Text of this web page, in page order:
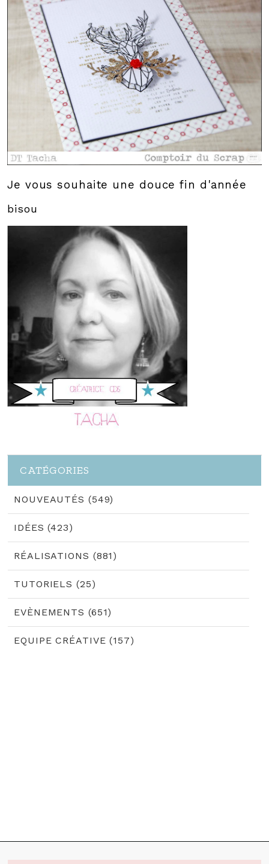
Je vous souhaite une douce fin d'année
bisou
CATÉGORIES
NOUVEAUTÉS (549)
IDÉES (423)
RÉALISATIONS (881)
TUTORIELS (25)
EVÈNEMENTS (651)
EQUIPE CRÉATIVE (157)